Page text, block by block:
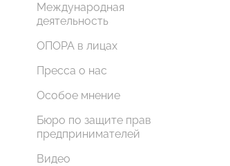
Международная
деятельность
ОПОРА в лицах
Пресса о нас
Особое мнение
Бюро по защите прав
предпринимателей
Видео